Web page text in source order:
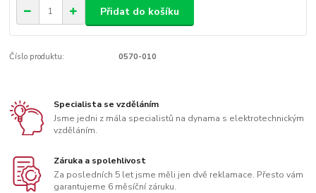
Přidat do košíku
Číslo produktu: 0570-010
Specialista se vzděláním
Jsme jedni z mála specialistů na dynama s elektrotechnickým
vzděláním.
Záruka a spolehlivost
Za posledních 5 let jsme měli jen dvě reklamace. Přesto vám
garantujeme 6 měsíční záruku.